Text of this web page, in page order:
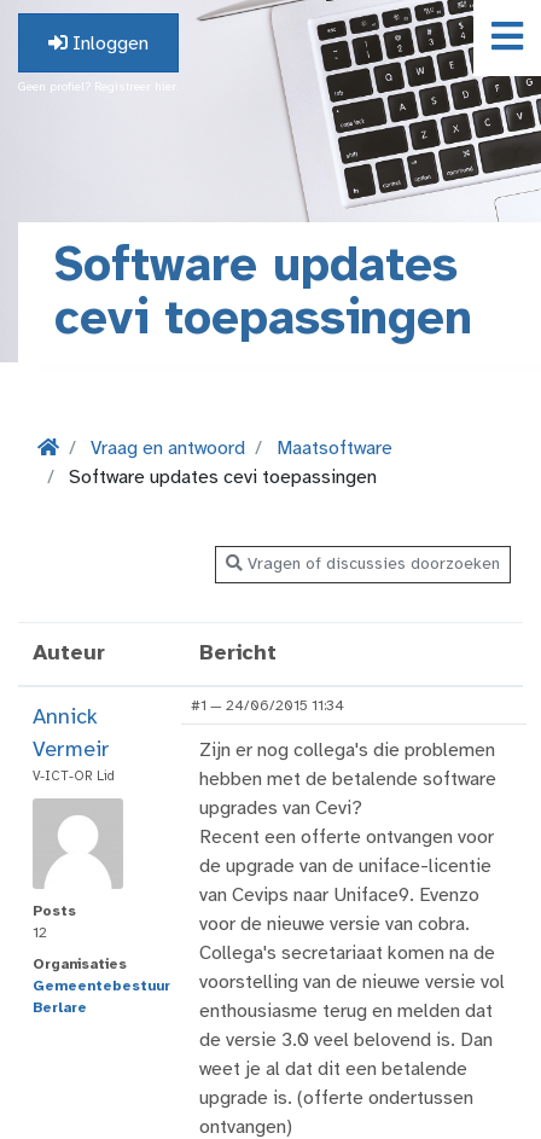
Inloggen
Geen profiel? Registreer hier.
Software updates
cevi toepassingen
Vraag en antwoord
Maatsoftware
Software updates cevi toepassingen
Vragen of discussies doorzoeken
Auteur Bericht
Annick
Vermeir
V-ICT-OR Lid
Posts
12
Organisaties
Gemeentebestuur
Berlare
#1 — 24/06/2015 11:34
Zijn er nog collega's die problemen
hebben met de betalende software
upgrades van Cevi?
Recent een offerte ontvangen voor
de upgrade van de uniface-licentie
van Cevips naar Uniface9. Evenzo
voor de nieuwe versie van cobra.
Collega's secretariaat komen na de
voorstelling van de nieuwe versie vol
enthousiasme terug en melden dat
de versie 3.0 veel belovend is. Dan
weet je al dat dit een betalende
upgrade is. (offerte ondertussen
ontvangen)